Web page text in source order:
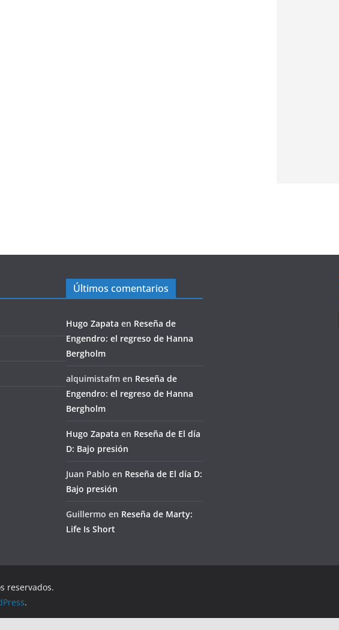
Últimos comentarios
Hugo Zapata en Reseña de
Engendro: el regreso de Hanna
Bergholm
alquimistafm en Reseña de
Engendro: el regreso de Hanna
Bergholm
Hugo Zapata en Reseña de El día
D: Bajo presión
Juan Pablo en Reseña de El día D:
Bajo presión
Guillermo en Reseña de Marty:
Life Is Short
reservados.
.